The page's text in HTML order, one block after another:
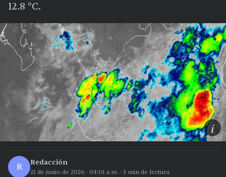
12.8 °C.
i
R Redacción
21 de junio de 2026 · 04:01 a.m. · 3 min de lectura